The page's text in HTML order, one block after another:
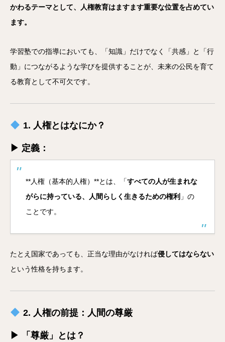
かわるテーマとして、人権教育はますます重要な位置を占めてい
ます。
学習塾での指導においても、「知識」だけでなく「共感」と「行
動」につながるような学びを提供することが、未来の公民を育て
る教育として不可欠です。
1. 人権とはなにか？
▶ 定義：
**人権（基本的人権）**とは、「すべての人が生まれな
がらに持っている、人間らしく生きるための権利 」の
ことです。
たとえ国家であっても、正当な理由がなければ侵してはならない
という性格を持ちます。
2. 人権の前提：人間の尊厳
▶ 「尊厳」とは？